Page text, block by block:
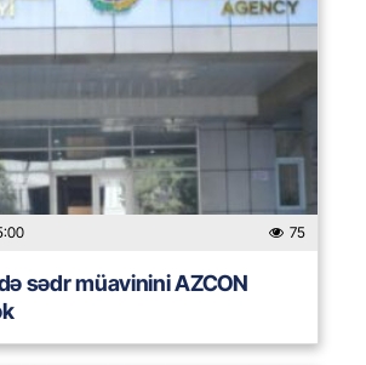
75
sədr müavinini AZCON